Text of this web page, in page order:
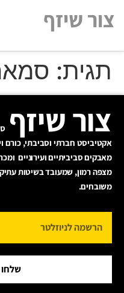
של
אינטרנט,
לחץ
אנטר
כדי
לאזור
צור שיזף
תגית:
צור שיזף
אקטיביסט חברתי וסביבתי, כורם
מאבקים סביביתיים ועירוניים
מצפה רמון, שמעובד בשיטות
משובחים.